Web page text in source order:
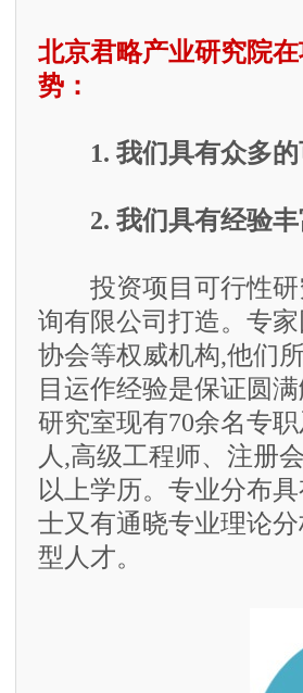
北京君略产业研究院
势：
1. 我们具有众多的
2. 我们具有经验丰
投资项目可行性研
询有限公司打造。专
协会等权威机构,他们
目运作经验是保证圆
研究室现有70余名专
人,高级工程师、注册
以上学历。专业分布
士又有通晓专业理论
型人才。